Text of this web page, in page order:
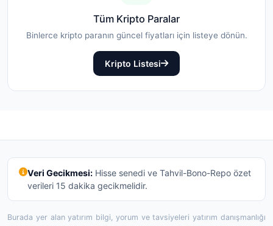
Tüm Kripto Paralar
Binlerce kripto paranın güncel fiyatları için listeye dönün.
Kripto Listesi
Veri Gecikmesi:Hisse senedi ve Tahvil-Bono-Repo özet
verileri 15 dakika gecikmelidir.
Burada yer alan yatırım bilgi, yorum ve tavsiyeleri yatırım danışmanlığı